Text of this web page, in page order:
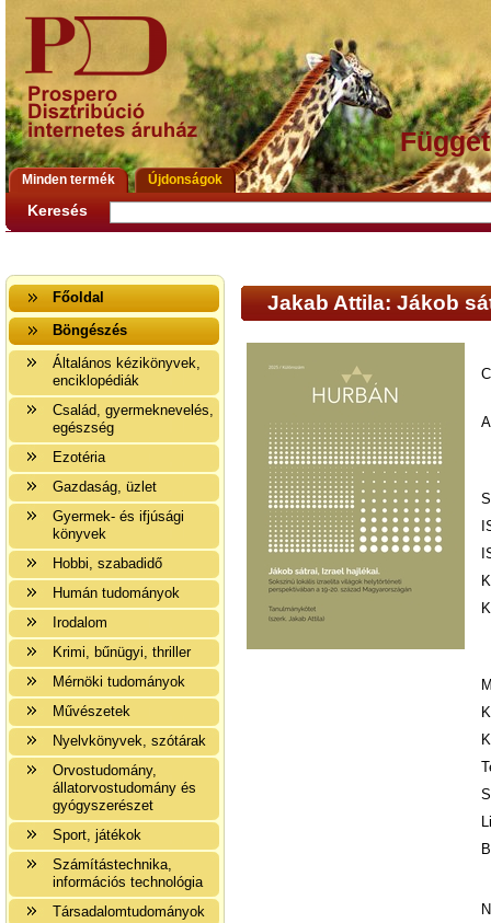
Minden termék Újdonságok
Keresés
Főoldal
Böngészés
Általános kézikönyvek,
enciklopédiák
Család, gyermeknevelés,
egészség
Ezotéria
Gazdaság, üzlet
Gyermek- és ifjúsági
könyvek
Hobbi, szabadidő
Humán tudományok
Irodalom
Krimi, bűnügyi, thriller
Mérnöki tudományok
Művészetek
Nyelvkönyvek, szótárak
Orvostudomány,
állatorvostudomány és
gyógyszerészet
Sport, játékok
Számítástechnika,
információs technológia
Társadalomtudományok
Jakab Attila: Jákob